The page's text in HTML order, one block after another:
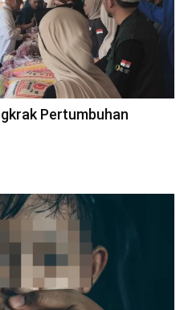
Pertumbuhan